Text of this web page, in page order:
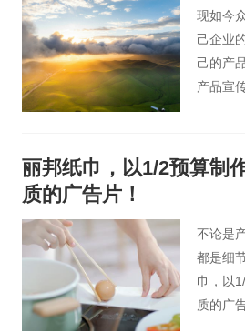
拍摄达
必不可
现如今
己企业
己的产
产品宣
丽邦纸巾，以1/2预算制
质的广告片！
不论是
都是细
巾，以
质的广告片！ 丽